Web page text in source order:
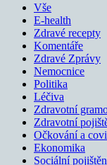
Vše
E-health
Zdravé recepty
Komentáře
Zdravé Zprávy
Nemocnice
Politika
Léčiva
Zdravotní
Zdravotní
Očkování a
Ekonomika
Sociální